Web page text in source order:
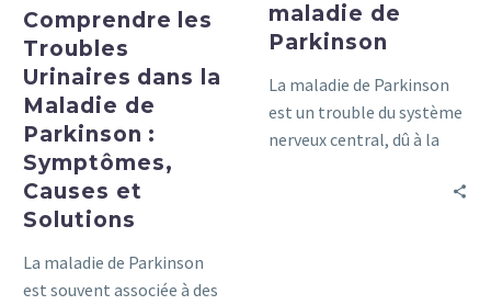
Causes
et
Solutions
Comprendre les
Troubles
Urinaires dans la
Maladie de
Parkinson :
Symptômes,
Causes et
Solutions
La maladie de Parkinson
est souvent associée à des
maladie de
Parkinson
La maladie de Parkinson
est un trouble du système
nerveux central, dû à la